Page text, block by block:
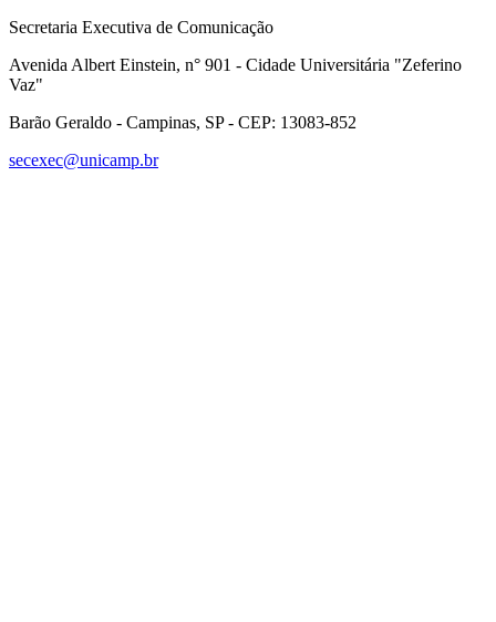
Secretaria Executiva de Comunicação
Avenida Albert Einstein, n° 901 - Cidade Universitária "Zeferino
Vaz"
Barão Geraldo - Campinas, SP - CEP: 13083-852
secexec@unicamp.br